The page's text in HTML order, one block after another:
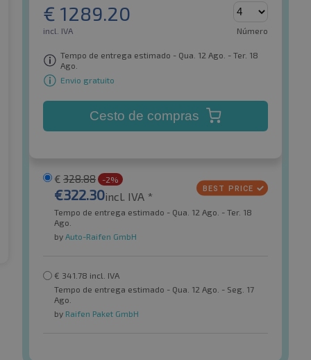
€ 1289.20
incl. IVA Número
Tempo de entrega estimado - Qua. 12 Ago. - Ter. 18
Ago.
Envio gratuito
Cesto de compras
€ 328.88 -2%
€322.30incl. IVA *
Tempo de entrega estimado - Qua. 12 Ago. - Ter. 18
Ago.
by Auto-Raifen GmbH
€ 341.78 incl. IVA
Tempo de entrega estimado - Qua. 12 Ago. - Seg. 17
Ago.
by Raifen Paket GmbH